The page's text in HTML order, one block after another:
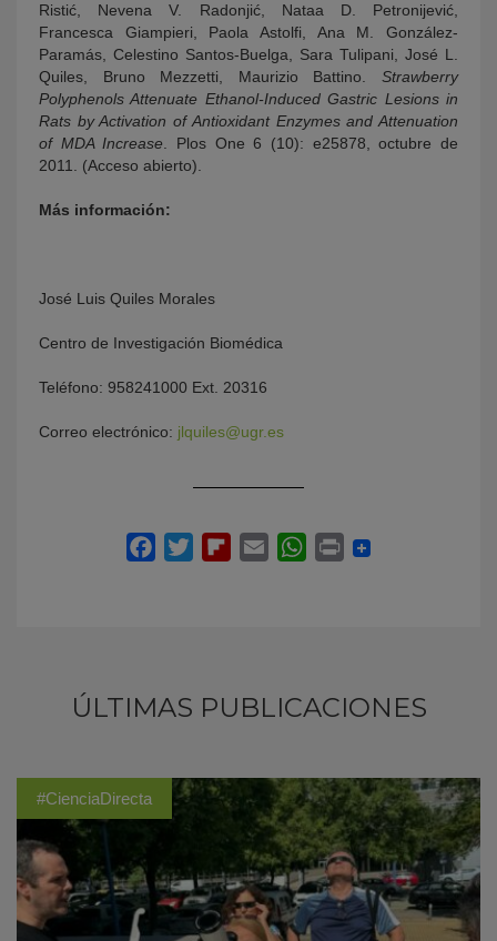
Ristić, Nevena V. Radonjić, Nataa D. Petronijević,
Francesca Giampieri, Paola Astolfi, Ana M. González-
Paramás, Celestino Santos-Buelga, Sara Tulipani, José L.
Quiles, Bruno Mezzetti, Maurizio Battino. Strawberry
Polyphenols Attenuate Ethanol-Induced Gastric Lesions in
Rats by Activation of Antioxidant Enzymes and Attenuation
of MDA Increase . Plos One 6 (10): e25878, octubre de
2011. (Acceso abierto).
Más información:
José Luis Quiles Morales
Centro de Investigación Biomédica
Teléfono: 958241000 Ext. 20316
Correo electrónico: jlquiles@ugr.es
ÚLTIMAS PUBLICACIONES
#CienciaDirecta